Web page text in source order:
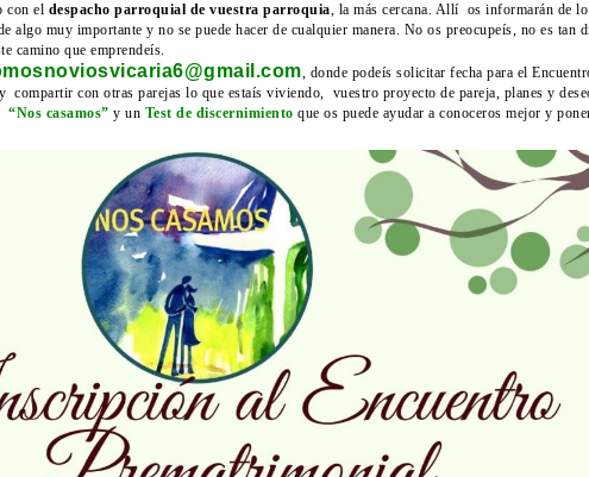
con el despacho parroquial de vuestra parroquia, la más cercana. Allí os informarán de lo
algo muy importante y no se puede hacer de cualquier manera. No os preocupeís, no es tan
camino que emprendeís.
, donde podeís solicitar fecha para el
con otras parejas lo que estaís viviendo, vuestro proyecto de pareja, planes y
“Nos casamos” y un Test de discernimiento que os puede ayudar a conoceros mejor y